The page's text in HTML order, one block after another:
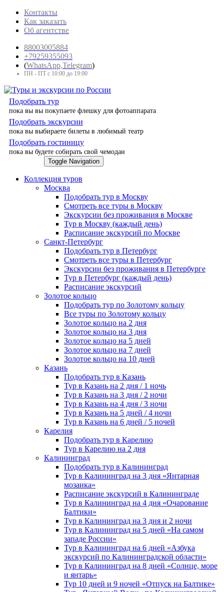
Контакты
Как заказать
Об агентстве
88003005884
+79259355093
(WhatsApp,Telegram)
ПН - ПТ с 10:00 до 19:00
Подобрать тур
пока вы вы покупаете флешку для фотоаппарата
Подобрать экскурсии
пока вы выбираете билеты в любимый театр
Подобрать гостиницу
пока вы будете собирать свой чемодан
Toggle Navigation
Коллекция туров
Москва
Подобрать тур в Москву
Смотреть все туры в Москву
Экскурсии без проживания в Москве
Тур в Москву (каждый день)
Расписание экскурсий по Москве
Санкт-Петербург
Подобрать тур в Петербург
Смотреть все туры в Петербург
Экскурсии без проживания в Петербурге
Тур в Петербург (каждый день)
Расписание экскурсий
Золотое кольцо
Подобрать тур по Золотому кольцу
Все туры по Золотому кольцу
Золотое кольцо на 2 дня
Золотое кольцо на 3 дня
Золотое кольцо на 5 дней
Золотое кольцо на 7 дней
Золотое кольцо на 10 дней
Казань
Подобрать тур в Казань
Тур в Казань на 2 дня / 1 ночь
Тур в Казань на 3 дня / 2 ночи
Тур в Казань на 4 дня / 3 ночи
Тур в Казань на 5 дней / 4 ночи
Тур в Казань на 6 дней / 5 ночей
Карелия
Подобрать тур в Карелию
Тур в Карелию на 2 дня
Калининград
Подобрать тур в Калининград
Тур в Калининград на 3 дня «Янтарная
мозаика»
Расписание экскурсий в Калининграде
Тур в Калининград на 4 дня «Очарование
Балтики»
Тур в Калининград на 3 дня и 2 ночи
Тур в Калининград на 5 дней «На самом
западе России»
Тур в Калининград на 6 дней «Азбука
экскурсий по Калининградской области»
Тур в Калининград на 8 дней «Солнце, море
и янтарь»
Тур 10 дней и 9 ночей «Отпуск на Балтике»